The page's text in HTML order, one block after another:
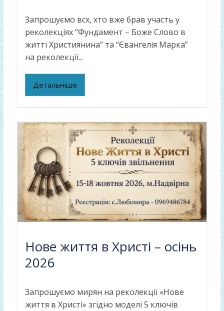
Запрошуємо всх, хто вже брав участь у
реколекціях “Фундамент – Боже Слово в
житті Християнина” та “Євангелія Марка”
на реколекції...
Детальніше
Нове життя в Христі – осінь
2026
Запрошуємо мирян на реколекції «Нове
життя в Христі» згідно моделі 5 ключів